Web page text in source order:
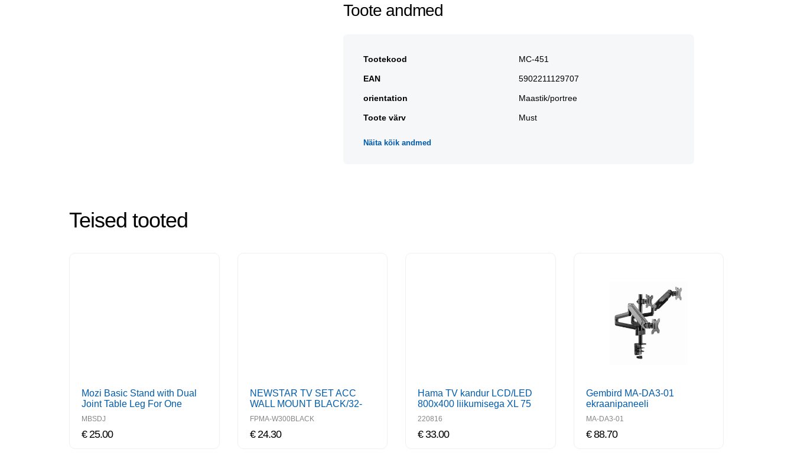
Toote andmed
Tootekood MC-451
EAN 5902211129707
orientation Maastik/portree
Toote värv Must
Näita kõik andmed
Teised tooted
Mozi Basic Stand with Dual
Joint Table Leg For One
Monitor
MBSDJ
€ 25.00
NEWSTAR TV SET ACC
WALL MOUNT BLACK/32-
55" FPMA-W300BLACK
FPMA-W300BLACK
€ 24.30
Hama TV kandur LCD/LED
800x400 liikumisega XL 75
tolli
220816
€ 33.00
Gembird MA-DA3-01
ekraanipaneeli
kinnitussüsteem / püsti 68,6
MA-DA3-01
€ 88.70